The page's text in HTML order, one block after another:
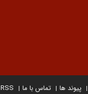
پیوند ها تماس با ما RSS